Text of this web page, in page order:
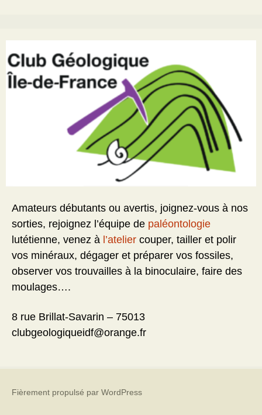
Amateurs débutants ou avertis, joignez-vous à nos
sorties, rejoignez l’équipe de paléontologie
lutétienne, venez à l’atelier couper, tailler et polir
vos minéraux, dégager et préparer vos fossiles,
observer vos trouvailles à la binoculaire, faire des
moulages….
8 rue Brillat-Savarin – 75013
clubgeologiqueidf@orange.fr
Fièrement propulsé par WordPress